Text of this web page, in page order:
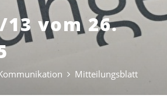
13 vom 26.
Mitteilungsblatt